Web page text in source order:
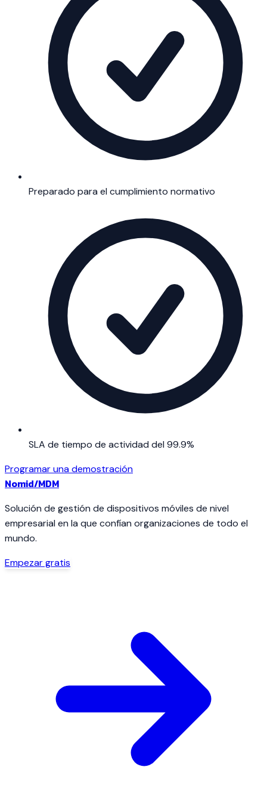
Preparado para el cumplimiento normativo
SLA de tiempo de actividad del 99.9%
Programar una demostración
Nomid/MDM
Solución de gestión de dispositivos móviles de nivel
empresarial en la que confían organizaciones de todo el
mundo.
Empezar gratis